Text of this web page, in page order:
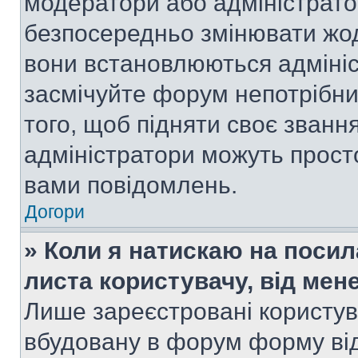
безпосередньо змінювати
вони встановлюються
засмічуйте форум
того, щоб підняти своє
адміністратори можуть
вами повідомлень.
Догори
» Коли я натискаю на
листа користувачу, від
Лише зареєстровані
вбудовану в форум форму